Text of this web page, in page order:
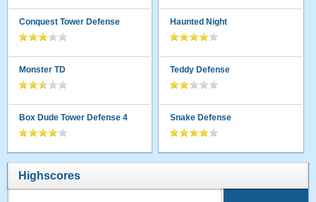
Conquest Tower Defense
Monster TD
Box Dude Tower Defense 4
Haunted Night
Teddy Defense
Snake Defense
Highscores